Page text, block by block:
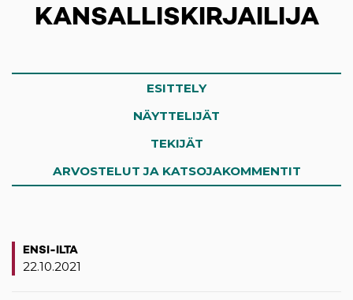
KANSALLISKIRJAILIJA
ESITTELY
NÄYTTELIJÄT
TEKIJÄT
ARVOSTELUT JA KATSOJAKOMMENTIT
ENSI-ILTA
22.10.2021